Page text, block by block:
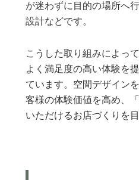
が迷わずに目的の場所へ
設計などです。
こうした取り組みによっ
よく満足度の高い体験を
ています。空間デザイン
客様の体験価値を高め、
いただけるお店づくりを